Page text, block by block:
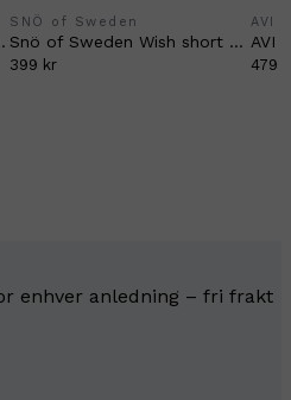
gold
SNÖ of Sweden
Snö of Sweden Wish short earrings gold/clear
399 kr
AVI
479
enhver anledning – fri frakt